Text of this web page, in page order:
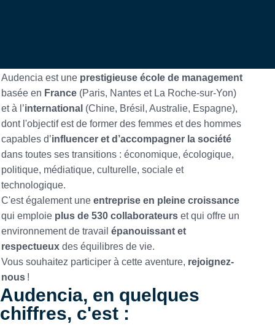
Audencia est une prestigieuse école de management
basée en France (Paris, Nantes et La Roche-sur-Yon)
et à l’international (Chine, Brésil, Australie, Espagne),
dont l'objectif est de former des femmes et des hommes
capables d’influencer et d’accompagner la société
dans toutes ses transitions : économique, écologique,
politique, médiatique, culturelle, sociale et
technologique.
C'est également une entreprise en pleine croissance
qui emploie plus de 530 collaborateurs et qui offre un
environnement de travail épanouissant et
respectueux des équilibres de vie.
Vous souhaitez participer à cette aventure, rejoignez-
nous !
Audencia, en quelques
chiffres, c'est :